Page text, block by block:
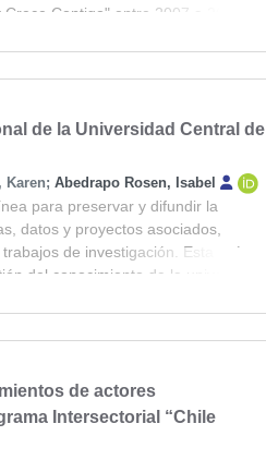
Contigo" entre 2007 a 2015.
de la Universidad Central de
Karen;Abedrapo Rosen, Isabel
para preservar y difundir la
datos y proyectos asociados,
de investigación. Esta guía
del conocimiento de la universidad
del repositorio lo conozcan y
de actores
Intersectorial “Chile